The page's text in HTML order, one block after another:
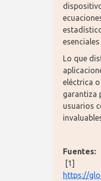
Lo que
eléctrica
garantiza
usuarios
Fuentes:
https://